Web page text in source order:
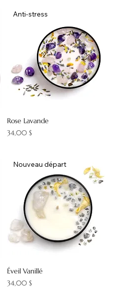
Anti-stress
Rose Lavande
Prix
34,00 $
Nouveau départ
Éveil Vanillé
Prix
34,00 $